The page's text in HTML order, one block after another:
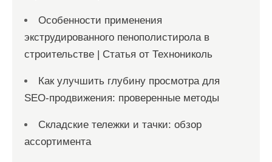
Особенности применения
экструдированного пенополистирола в
строительстве | Статья от Технониколь
Как улучшить глубину просмотра для
SEO-продвижения: проверенные методы
Складские тележки и тачки: обзор
ассортимента